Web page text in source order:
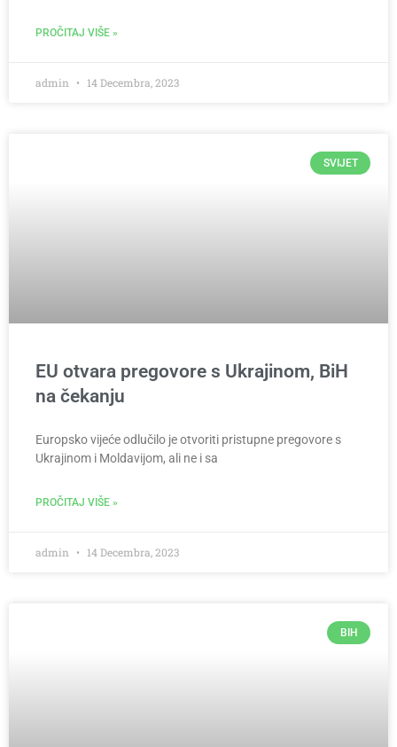
PROČITAJ VIŠE »
admin 14 Decembra, 2023
SVIJET
EU otvara pregovore s Ukrajinom, BiH
na čekanju
Europsko vijeće odlučilo je otvoriti pristupne pregovore s
Ukrajinom i Moldavijom, ali ne i sa
PROČITAJ VIŠE »
admin 14 Decembra, 2023
BIH